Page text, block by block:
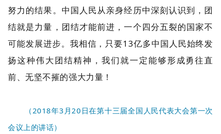
努力的结果。中国人民从亲身经历中深刻认识到，团
结就是力量，团结才能前进，一个四分五裂的国家不
可能发展进步。我相信，只要13亿多中国人民始终发
扬这种伟大团结精神，我们就一定能够形成勇往直
前、无坚不摧的强大力量！
（2018年3月20日在第十三届全国人民代表大会第一次
会议上的讲话）